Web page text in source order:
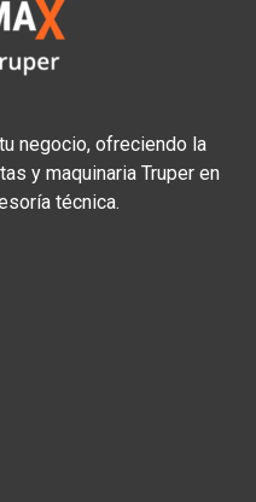
negocio, ofreciendo la
y maquinaria Truper en
técnica.